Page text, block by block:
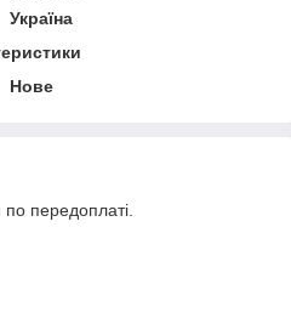
Україна
Нове
по передоплаті.